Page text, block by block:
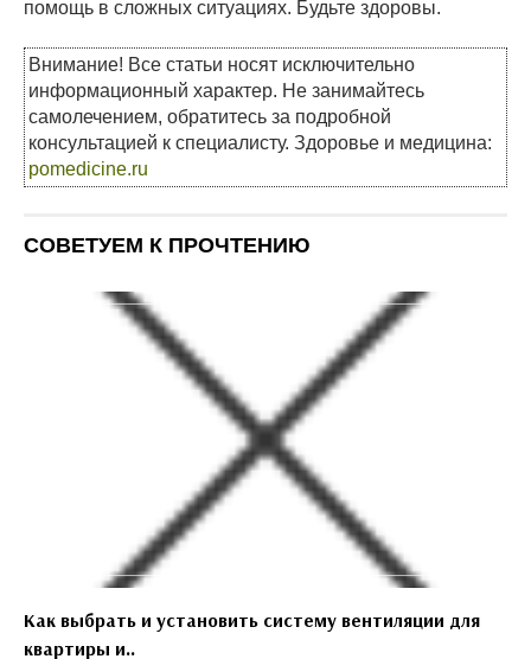
помощь в сложных ситуациях. Будьте здоровы.
Внимание! Все статьи носят исключительно
информационный характер. Не занимайтесь
самолечением, обратитесь за подробной
консультацией к специалисту. Здоровье и медицина:
pomedicine.ru
СОВЕТУЕМ К ПРОЧТЕНИЮ
Как выбрать и установить систему вентиляции для
квартиры и..